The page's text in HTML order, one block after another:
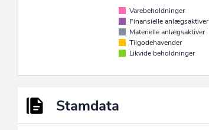
Varebeholdninger
Finansielle anlægsaktiver
Materielle anlægsaktiver
Tilgodehavender
Likvide beholdninger
Stamdata